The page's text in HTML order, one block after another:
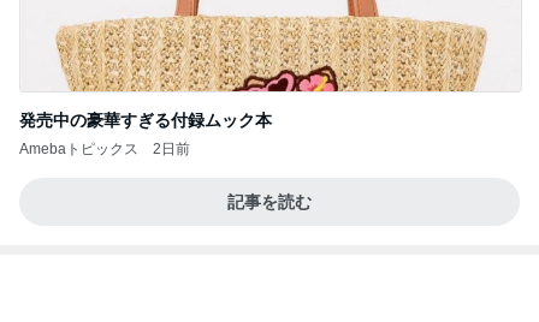
発売中の豪華すぎる付録ムック本
Amebaトピックス 2日前
記事を読む